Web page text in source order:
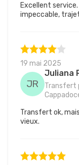
Excellent
impeccable,
19 mai 2025
JR
Juliana
Transfert
Transfert ok,
vieux.